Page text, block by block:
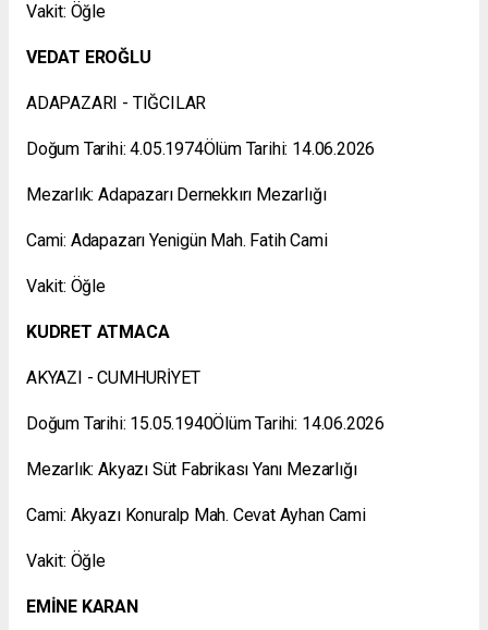
Vakit: Öğle
VEDAT EROĞLU
ADAPAZARI - TIĞCILAR
Doğum Tarihi: 4.05.1974Ölüm Tarihi: 14.06.2026
Mezarlık: Adapazarı Dernekkırı Mezarlığı
Cami: Adapazarı Yenigün Mah. Fatih Cami
Vakit: Öğle
KUDRET ATMACA
AKYAZI - CUMHURİYET
Doğum Tarihi: 15.05.1940Ölüm Tarihi: 14.06.2026
Mezarlık: Akyazı Süt Fabrikası Yanı Mezarlığı
Cami: Akyazı Konuralp Mah. Cevat Ayhan Cami
Vakit: Öğle
EMİNE KARAN